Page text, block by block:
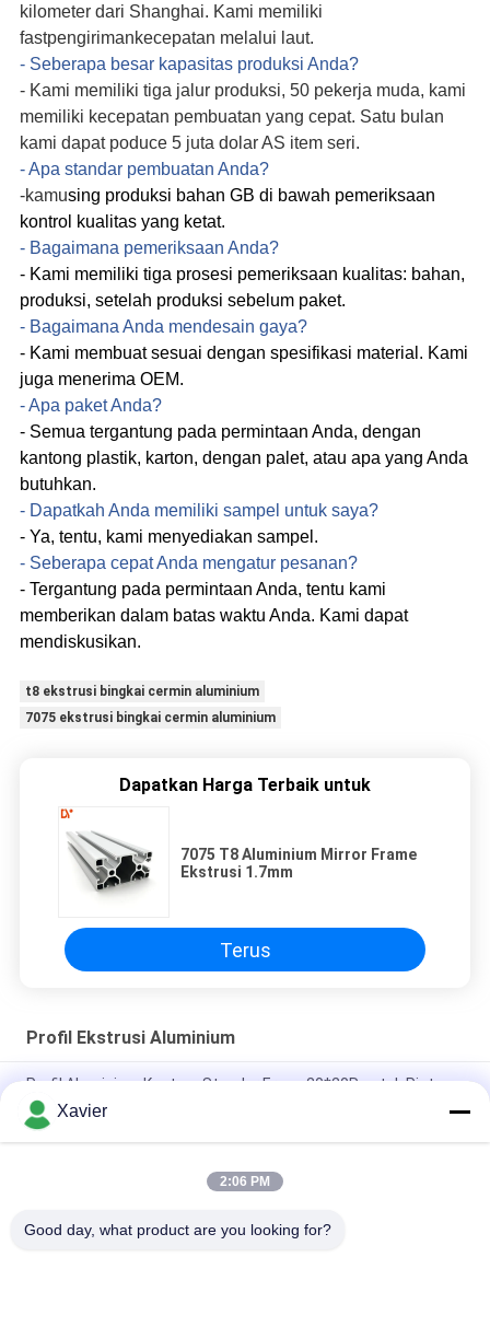
kilometer dari Shanghai. Kami memiliki
fastpengirimankecepatan melalui laut.
- Seberapa besar kapasitas produksi Anda?
- Kami memiliki tiga jalur produksi, 50 pekerja muda, kami
memiliki kecepatan pembuatan yang cepat. Satu bulan
kami dapat poduce 5 juta dolar AS item seri.
- Apa standar pembuatan Anda?
-kamusing produksi bahan GB di bawah pemeriksaan
kontrol kualitas yang ketat.
- Bagaimana pemeriksaan Anda?
- Kami memiliki tiga prosesi pemeriksaan kualitas: bahan,
produksi, setelah produksi sebelum paket.
- Bagaimana Anda mendesain gaya?
- Kami membuat sesuai dengan spesifikasi material. Kami
juga menerima OEM.
- Apa paket Anda?
- Semua tergantung pada permintaan Anda, dengan
kantong plastik, karton, dengan palet, atau apa yang Anda
butuhkan.
- Dapatkah Anda memiliki sampel untuk saya?
- Ya, tentu, kami menyediakan sampel.
- Seberapa cepat Anda mengatur pesanan?
- Tergantung pada permintaan Anda, tentu kami
memberikan dalam batas waktu Anda. Kami dapat
mendiskusikan.
t8 ekstrusi bingkai cermin aluminium
7075 ekstrusi bingkai cermin aluminium
Dapatkan Harga Terbaik untuk
7075 T8 Aluminium Mirror Frame
Ekstrusi 1.7mm
Terus
Profil Ekstrusi Aluminium
Profil Aluminium Kustom Standar Eropa 20*20R untuk Pintu,
Jendela, dan Profil Aluminium Meja Kerja
Bagian Paduan T Slot 6063 Profil Ekstrusi Aluminium Seri 8080
Xavier
2:06 PM
Good day, what product are you looking for?